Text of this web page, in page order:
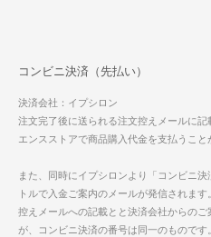
コンビニ決済（先払い）
決済会社：イプシロン
注文完了後に送られる注文控えメールに
エンスストアで商品購入代金を支払うこと
また、同時にイプシロンより「コンビニ
トルで入金ご案内のメールが発信されます。
控えメールへの記載とと決済会社からの
が、コンビニ決済の番号は同一のものです。